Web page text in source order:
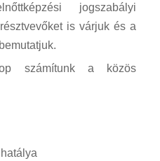
jogszabályi
is várjuk és a
számítunk a közös